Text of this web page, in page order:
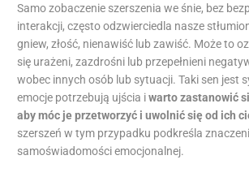
Samo zobaczenie szerszenia we śnie, bez
interakcji, często odzwierciedla nasze
gniew, złość, nienawiść lub zawiść. Może to
się urażeni, zazdrośni lub przepełnieni
wobec innych osób lub sytuacji. Taki sen jest
emocje potrzebują ujścia iwarto zastanowić
aby móc je przetworzyć i uwolnić się od ich
szerszeń w tym przypadku podkreśla
samoświadomości emocjonalnej.